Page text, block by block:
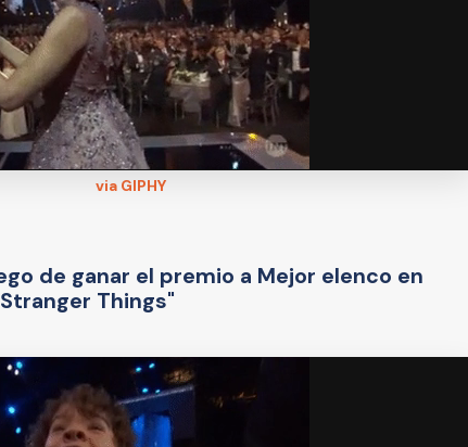
via GIPHY
de ganar el premio a Mejor elenco en
Things"